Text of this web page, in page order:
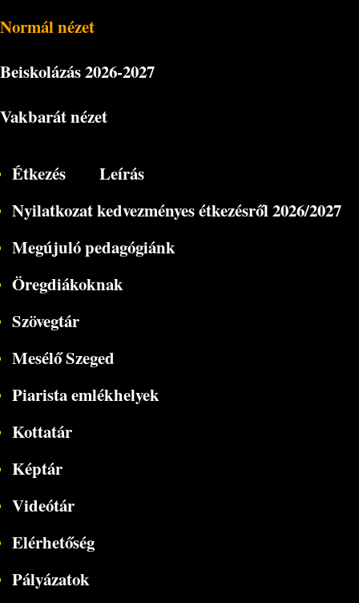
Normál nézet
Beiskolázás2026-2027
Vakbarát nézet
Étkezés
Leírás
Nyilatkozat kedvezményes étkezésről 2026/2027
Megújuló pedagógiánk
Öregdiákoknak
Szövegtár
Mesélő Szeged
Piarista emlékhelyek
Kottatár
Képtár
Videótár
Elérhetőség
Pályázatok